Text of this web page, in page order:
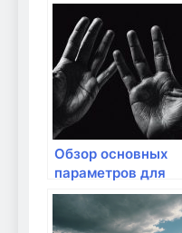
стриминга и игр
Обзор основных
параметров для
сравнения Wi-Fi и
Ethernet